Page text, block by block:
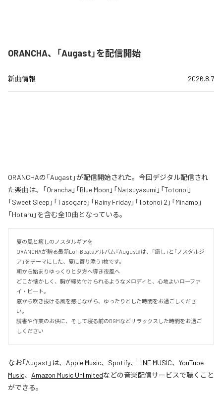
ORANCHA、「Augast」を配信開始
新曲情報 2026.8.7
ORANCHAの「Augast」が配信開始された。今回デジタル配信され
た楽曲は、「Orancha」「Blue Moon」「Natsuyasumi」「Totonoi」
「Sweet Sleep」「Tasogare」「Rainy Friday」「Totonoi 2」「Minamo」
「Hotaru」を含む全10曲となっている。
夏の風と癒しのノスタルギアを
ORANCHAが贈る最新Lofi Beatsアルバム『August』は、「癒し」と「ノスタルジ
ア」をテーマにした、夏に寄り添う1枚です。
朝から始まりゆっくりと夕方へ導き夜風へ
どこか懐かしく、胸が締め付けられるようなメロディと、心地よいローファ
イ・ビート。
窓から吹き抜ける風を感じながら、ゆったりとした時間をお過ごしくださ
い。
読書や作業のお供に、そして寝る前のBGMなどリラックスした時間をお過ご
しください
なお「Augast 」は、 Apple Music、 Spotify、 LINE MUSIC、 YouTube
Music、 Amazon Music Unlimitedなどの音楽配信サービスで聴くこと
ができる。